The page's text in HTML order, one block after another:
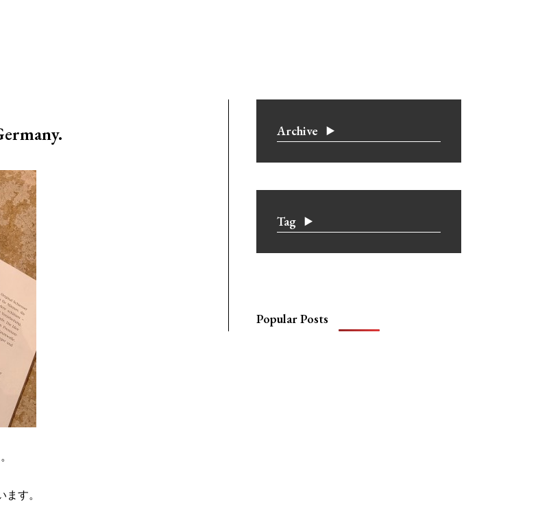
す。
Archive
Tag
Popular Posts